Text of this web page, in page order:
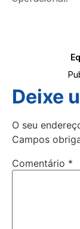
Deixe
O seu
Campos
Comentário *